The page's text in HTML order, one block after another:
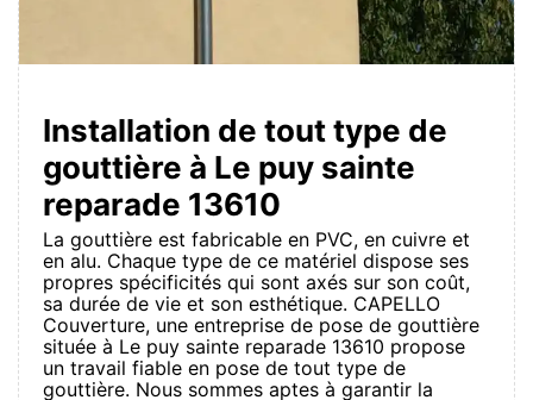
Installation de tout type de
gouttière à Le puy sainte
reparade 13610
La gouttière est fabricable en PVC, en cuivre et
en alu. Chaque type de ce matériel dispose ses
propres spécificités qui sont axés sur son coût,
sa durée de vie et son esthétique. CAPELLO
Couverture, une entreprise de pose de gouttière
située à Le puy sainte reparade 13610 propose
un travail fiable en pose de tout type de
gouttière. Nous sommes aptes à garantir la